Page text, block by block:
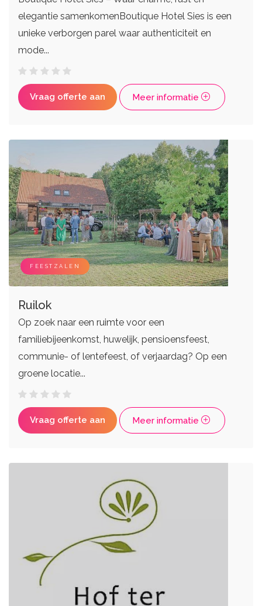
elegantie samenkomenBoutique Hotel Sies is een
unieke verborgen parel waar authenticiteit en
mode...
Vraag offerte aan Meer informatie
FEESTZALEN
Ruilok
Op zoek naar een ruimte voor een
familiebijeenkomst, huwelijk, pensioensfeest,
communie- of lentefeest, of verjaardag? Op een
groene locatie...
Vraag offerte aan Meer informatie